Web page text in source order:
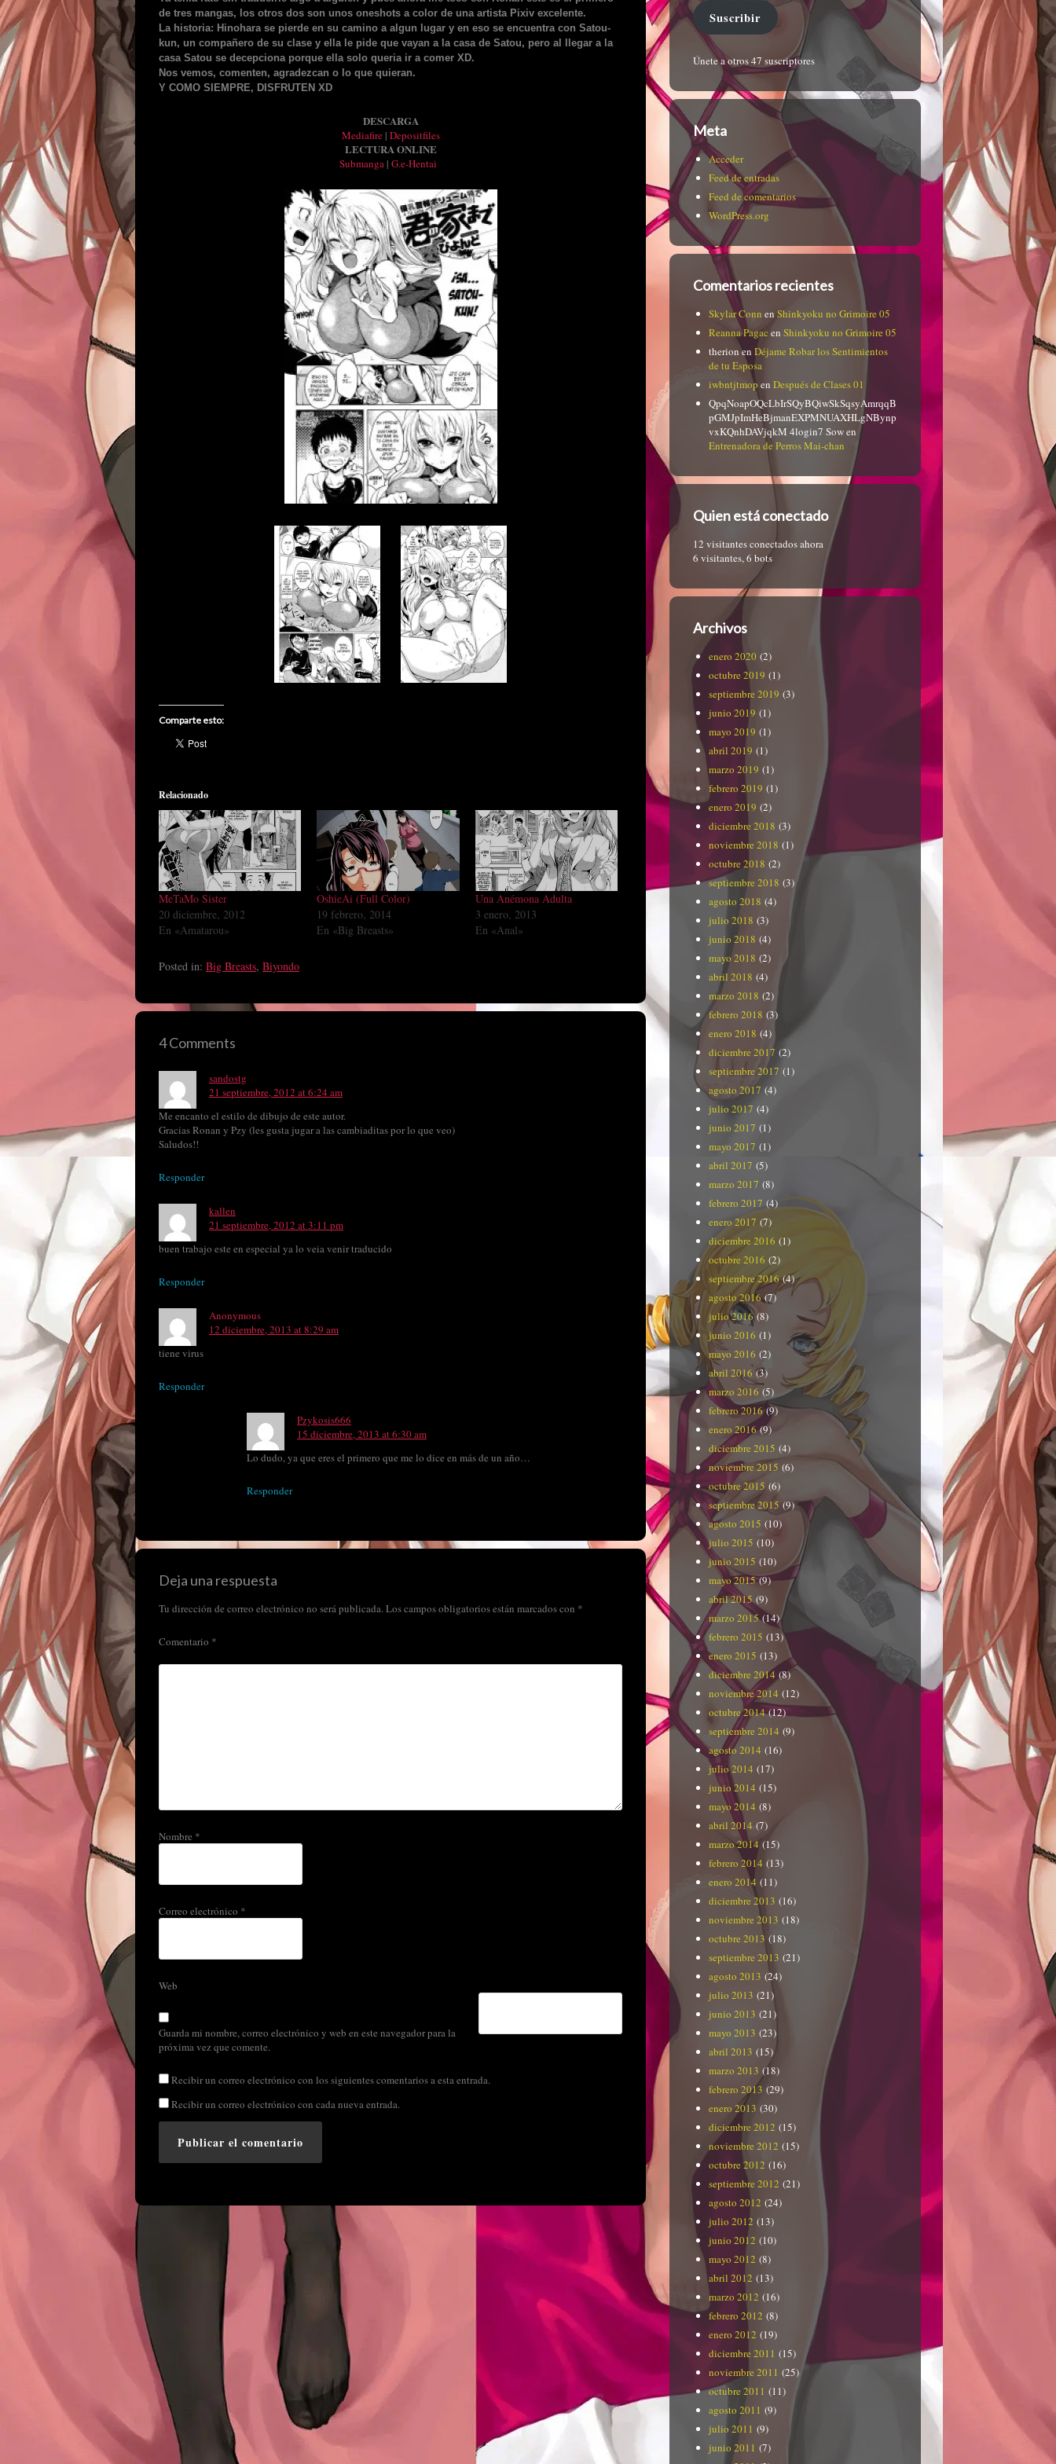
de tres mangas, los otros dos son unos oneshots a color de una artista Pixiv excelente.
La historia: Hinohara se pierde en su camino a algun lugar y en eso se encuentra con Satou-
kun, un compañero de su clase y ella le pide que vayan a la casa de Satou, pero al llegar a la
casa Satou se decepciona porque ella solo queria ir a comer XD.
Nos vemos, comenten, agradezcan o lo que quieran.
Y COMO SIEMPRE, DISFRUTEN XD
DESCARGA
Mediafire| Depositfiles
LECTURA ONLINE
Submanga| G.e-Hentai
Comparte esto:
Relacionado
MeTaMo Sister
20 diciembre, 2012
En «Amatarou»
OshieAi (Full Color)
19 febrero, 2014
En «Big Breasts»
Una Anémona Adulta
3 enero, 2013
En «Anal»
Posted in: Big Breasts, Biyondo
4 Comments
sandostg
21 septiembre, 2012 at 6:24 am
Me encanto el estilo de dibujo de este autor.
Gracias Ronan y Pzy (les gusta jugar a las cambiaditas por lo que veo)
Saludos!!
Responder
kallen
21 septiembre, 2012 at 3:11 pm
buen trabajo este en especial ya lo veia venir traducido
Responder
Anonymous
12 diciembre, 2013 at 8:29 am
tiene virus
Responder
Pzykosis666
15 diciembre, 2013 at 6:30 am
Lo dudo, ya que eres el primero que me lo dice en más de un año…
Responder
Deja una respuesta
Tu dirección de correo electrónico no será publicada.Los campos obligatorios están marcados con *
Comentario *
Nombre *
Correo electrónico *
Web
Guarda mi nombre, correo electrónico y web en este navegador para la
próxima vez que comente.
Recibir un correo electrónico con los siguientes comentarios a esta entrada.
Recibir un correo electrónico con cada nueva entrada.
Suscribir
Únete a otros 47 suscriptores
Meta
Acceder
Feed de entradas
Feed de comentarios
WordPress.org
Comentarios recientes
Skylar Conn en Shinkyoku no Grimoire 05
Reanna Pagac en Shinkyoku no Grimoire 05
therionen Déjame Robar los Sentimientos
de tu Esposa
iwbntjtmop en Después de Clases 01
QpqNoapOQcLbIrSQyBQiwSkSqsyAmrqqB
pGMJpImHeBjmanEXPMNUAXHLgNBynp
vxKQnhDAVjqkM 4login7 Sowen
Entrenadora de Perros Mai-chan
Quien está conectado
12 visitantes conectados ahora
6 visitantes,6 bots
Archivos
enero 2020 (2)
octubre 2019 (1)
septiembre 2019 (3)
junio 2019 (1)
mayo 2019 (1)
abril 2019 (1)
marzo 2019 (1)
febrero 2019 (1)
enero 2019 (2)
diciembre 2018 (3)
noviembre 2018 (1)
octubre 2018 (2)
septiembre 2018 (3)
agosto 2018 (4)
julio 2018 (3)
junio 2018 (4)
mayo 2018 (2)
abril 2018 (4)
marzo 2018 (2)
febrero 2018 (3)
enero 2018 (4)
diciembre 2017 (2)
septiembre 2017 (1)
agosto 2017 (4)
julio 2017 (4)
junio 2017 (1)
mayo 2017 (1)
abril 2017 (5)
marzo 2017 (8)
febrero 2017 (4)
enero 2017 (7)
diciembre 2016 (1)
octubre 2016 (2)
septiembre 2016(4)
agosto 2016(7)
julio 2016(8)
junio 2016 (1)
mayo 2016 (2)
abril 2016 (3)
marzo 2016 (5)
febrero 2016(9)
enero 2016(9)
diciembre 2015 (4)
noviembre 2015 (6)
octubre 2015 (6)
septiembre 2015 (9)
agosto 2015 (10)
julio 2015 (10)
junio 2015 (10)
mayo 2015(9)
abril 2015 (9)
marzo 2015(14)
febrero 2015 (13)
enero 2015 (13)
diciembre 2014 (8)
noviembre 2014 (12)
octubre 2014(12)
septiembre 2014 (9)
agosto 2014 (16)
julio 2014 (17)
junio 2014 (15)
mayo 2014 (8)
abril 2014 (7)
marzo 2014 (15)
febrero 2014 (13)
enero 2014 (11)
diciembre 2013 (16)
noviembre 2013 (18)
octubre 2013 (18)
septiembre 2013 (21)
agosto 2013 (24)
julio 2013 (21)
junio 2013 (21)
mayo 2013 (23)
abril 2013 (15)
marzo 2013 (18)
febrero 2013 (29)
enero 2013 (30)
diciembre 2012 (15)
noviembre 2012 (15)
octubre 2012 (16)
septiembre 2012 (21)
agosto 2012 (24)
julio 2012 (13)
junio 2012 (10)
mayo 2012 (8)
abril 2012 (13)
marzo 2012 (16)
febrero 2012 (8)
enero 2012 (19)
diciembre 2011 (15)
noviembre 2011 (25)
octubre 2011 (11)
agosto 2011 (9)
julio 2011 (9)
junio 2011 (7)